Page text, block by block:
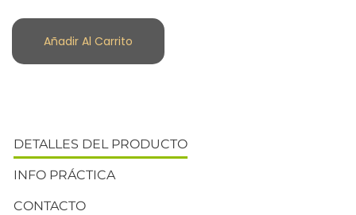
Añadir Al Carrito
DETALLES DEL PRODUCTO
INFO PRÁCTICA
CONTACTO